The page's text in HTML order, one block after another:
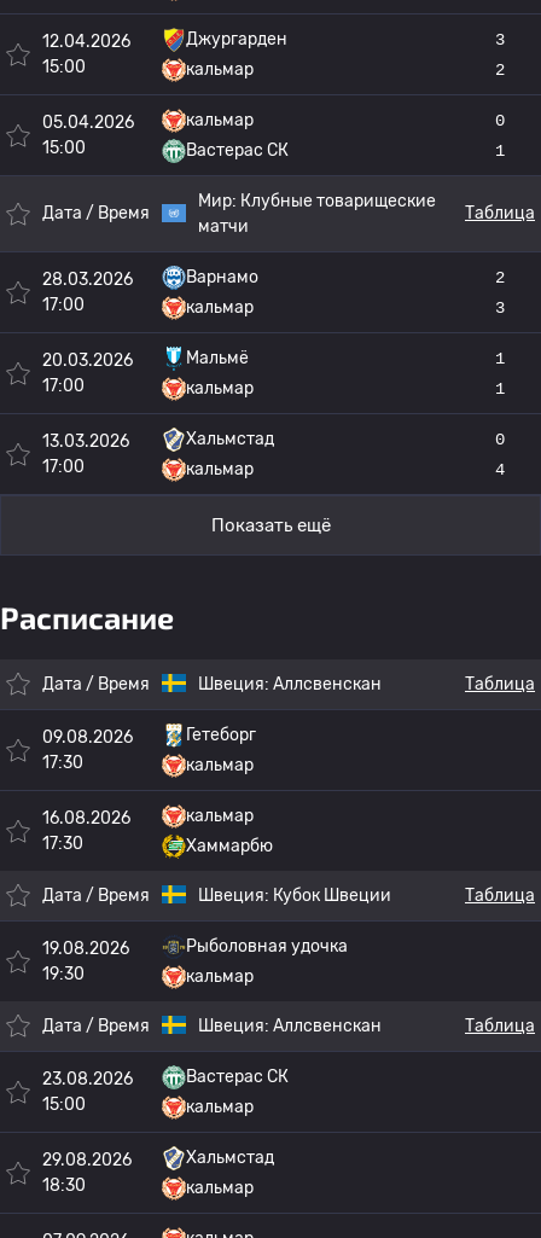
12.04.2026
15:00
Джургарден
кальмар
3
2
05.04.2026
15:00
кальмар
Вастерас СК
0
1
Дата / Время
Мир: Клубные товарищеские
матчи
Таблица
28.03.2026
17:00
Варнамо
кальмар
2
3
20.03.2026
17:00
Мальмё
кальмар
1
1
13.03.2026
17:00
Хальмстад
кальмар
0
4
Показать ещё
Расписание
Дата / Время Швеция: Аллсвенскан Таблица
09.08.2026
17:30
Гетеборг
кальмар
16.08.2026
17:30
кальмар
Хаммарбю
Дата / Время Швеция: Кубок Швеции Таблица
19.08.2026
19:30
Рыболовная удочка
кальмар
Дата / Время Швеция: Аллсвенскан Таблица
23.08.2026
15:00
Вастерас СК
кальмар
29.08.2026
18:30
Хальмстад
кальмар